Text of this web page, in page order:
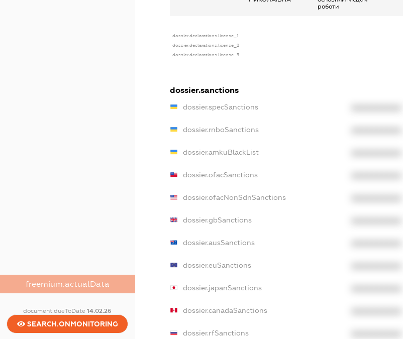
freemium.actualData
document.dueToDate14.02.26
SEARCH.ONMONITORING
роботи
dossier.declarations.license_1
dossier.declarations.license_2
dossier.declarations.license_3
dossier.sanctions
dossier.specSanctions
dossier.rnboSanctions
dossier.amkuBlackList
dossier.ofacSanctions
dossier.ofacNonSdnSanctions
dossier.gbSanctions
dossier.ausSanctions
dossier.euSanctions
dossier.japanSanctions
dossier.canadaSanctions
dossier.rfSanctions